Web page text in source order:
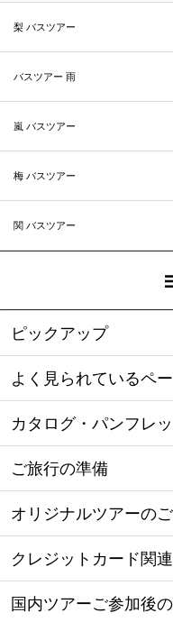
梨 バスツアー
バスツアー 雨
嵐 バスツアー
梅 バスツアー
関 バスツアー
ピックアップ
よく見られているペ
カタログ・パンフレッ
ご旅行の準備
オリジナルツアーの
クレジットカード関連
国内ツアーご参加後